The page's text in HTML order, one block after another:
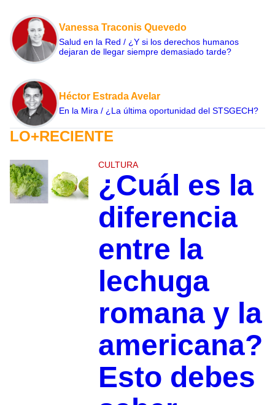
Vanessa Traconis Quevedo
Salud en la Red / ¿Y si los derechos humanos
dejaran de llegar siempre demasiado tarde?
Héctor Estrada Avelar
En la Mira / ¿La última oportunidad del STSGECH?
LO+RECIENTE
CULTURA
¿Cuál es la
diferencia
entre la
lechuga
romana y la
americana?
Esto debes